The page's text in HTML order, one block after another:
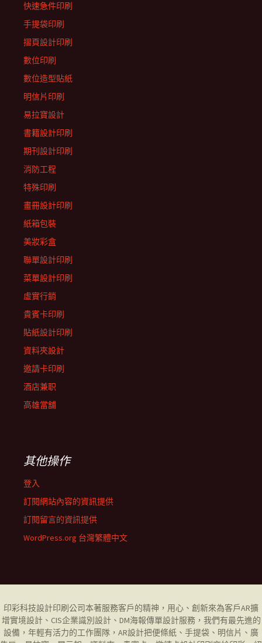
快速急件印刷
手提袋印刷
摺頁設計印刷
數位印刷
數位造型貼紙
明信片印刷
易拉寶設計
書籍設計印刷
期刊設計印刷
消防工程
特殊印刷
畫冊設計印刷
紙箱包裝
美妝彩盒
聯單設計印刷
菜單設計印刷
虛實行銷
貴賓卡印刷
貼紙設計印刷
資料夾設計
邀請卡印刷
酒店兼职
高雄當舖
其他操作
登入
訂閱網站內容的資訊提供
訂閱留言的資訊提供
WordPress.org 台灣繁體中文
印彩科技設計印刷公司本著服務客戶的精神，用心、創新來為客戶AR擴
增實境設計、CIS企業識別設計、DM海報傳單設計服務，我們有最先進的
設備，年輕有活力的工作團隊，AR設計把便條紙、手提袋、明信片、廣